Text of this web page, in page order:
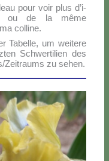
pour voir plus d’i­
ou de la mê­me
col­li­ne.
Ta­bel­le, um wei­te­re
Sch­wer­ti­lien des
Zeitraums zu se­hen.